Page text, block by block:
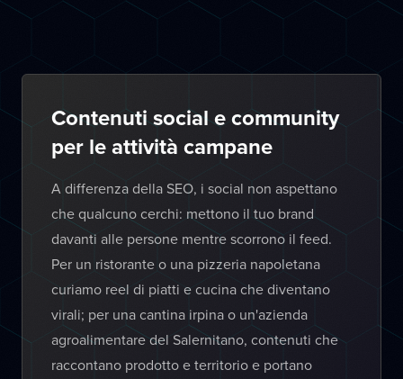
Contenuti social e community
per le attività campane
A differenza della SEO, i social non aspettano
che qualcuno cerchi: mettono il tuo brand
davanti alle persone mentre scorrono il feed.
Per un ristorante o una pizzeria napoletana
curiamo reel di piatti e cucina che diventano
virali; per una cantina irpina o un'azienda
agroalimentare del Salernitano, contenuti che
raccontano prodotto e territorio e portano